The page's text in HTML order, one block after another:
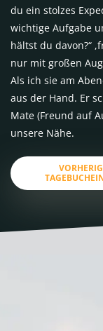
du ein stolzes
wichtige Aufgabe
hältst du davon?“
nur mit großen
Als ich sie am
aus der Hand. Er
Mate (Freund auf
unsere Nähe.